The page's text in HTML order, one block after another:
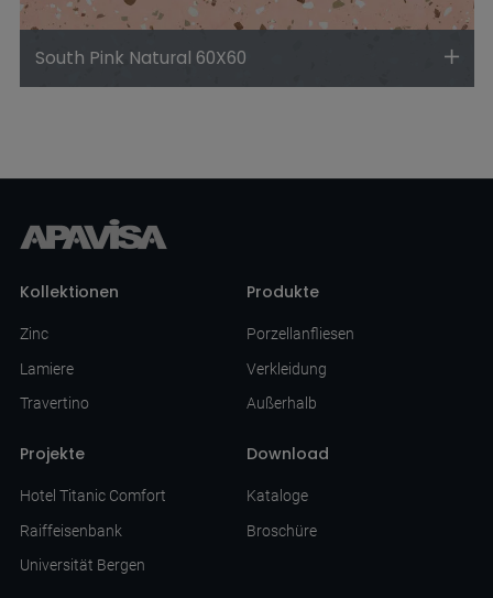
South Pink Natural 60X60
Kollektionen
Zinc
Lamiere
Travertino
Produkte
Porzellanfliesen
Verkleidung
Außerhalb
Projekte
Hotel Titanic Comfort
Raiffeisenbank
Universität Bergen
Download
Kataloge
Broschüre